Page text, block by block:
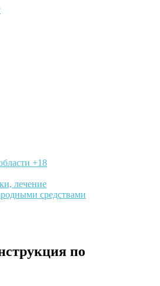
+18
лечение
средствами
по